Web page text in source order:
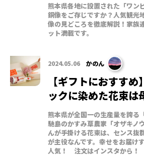
熊本県各地に設置された「ワン
銅像をご存じですか？人気観光
像の見どころを徹底解説！家族
ット満載です。
2024.05.06 かのん
【ギフトにおすす
ックに染めた花束
熊本県が全国一の生産量を誇る
馳島のかすみ草農家「オザキノ
んが手掛ける花束は、センス抜
が主役なんです。幸せをお届け
人気！ 注文はインスタから！